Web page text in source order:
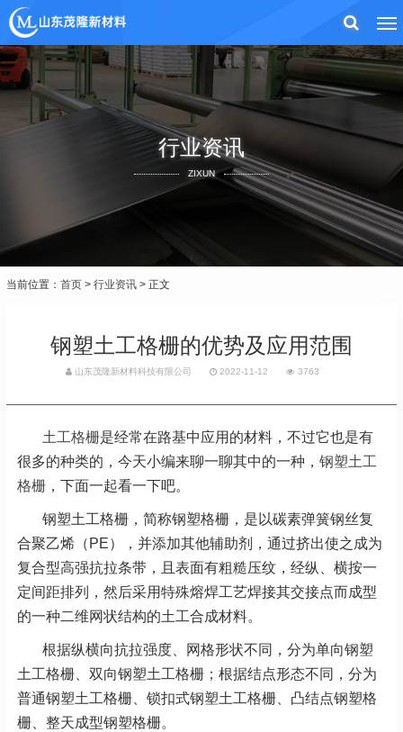
行业资讯
ZIXUN
当前位置： 首页 > 行业资讯 > 正文
钢塑土工格栅的优势及应用范围
山东茂隆新材料科技有限公司 2022-11-12 3763
土工格栅是经常在路基中应用的材料，不过它也是有
很多的种类的，今天小编来聊一聊其中的一种， 钢塑土工
格栅 ，下面一起看一下吧。
钢塑土工格栅，简称钢塑格栅，是以碳素弹簧钢丝复
合聚乙烯（PE），并添加其他辅助剂，通过挤出使之成为
复合型高强抗拉条带，且表面有粗糙压纹，经纵、横按一
定间距排列，然后采用特殊熔焊工艺焊接其交接点而成型
的一种二维网状结构的土工合成材料。
根据纵横向抗拉强度、网格形状不同，分为单向钢塑
土工格栅、双向钢塑土工格栅；根据结点形态不同，分为
普通钢塑土工格栅、锁扣式钢塑土工格栅、凸结点钢塑格
栅、整天成型钢塑格栅。